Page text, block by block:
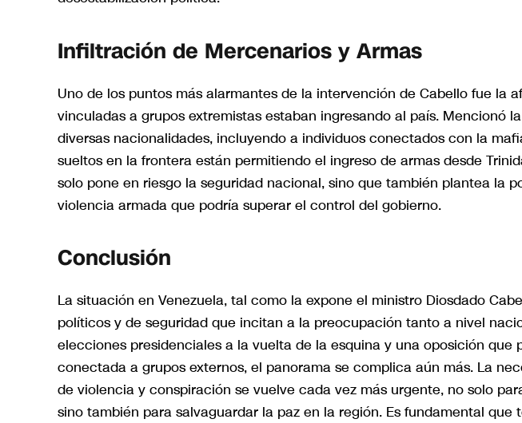
Infiltración de Mercenarios y Armas
Uno de los puntos más alarmantes de la intervención de Cabello fue la
vinculadas a grupos extremistas estaban ingresando al país. Mencionó
diversas nacionalidades, incluyendo a individuos conectados con la
sueltos en la frontera están permitiendo el ingreso de armas desde
solo pone en riesgo la seguridad nacional, sino que también plantea la
violencia armada que podría superar el control del gobierno.
Conclusión
La situación en Venezuela, tal como la expone el ministro Diosdado
políticos y de seguridad que incitan a la preocupación tanto a nivel
elecciones presidenciales a la vuelta de la esquina y una oposición que
conectada a grupos externos, el panorama se complica aún más. La
de violencia y conspiración se vuelve cada vez más urgente, no solo
sino también para salvaguardar la paz en la región. Es fundamental que